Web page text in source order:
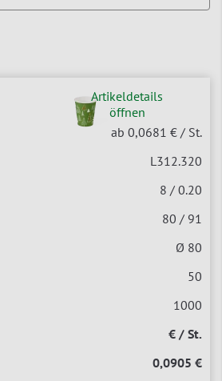
Artikeldetails
öffnen
ab 0,0681 € / St.
L312.320
8 / 0.20
80 / 91
Ø 80
50
1000
€ / St.
0,0905 €